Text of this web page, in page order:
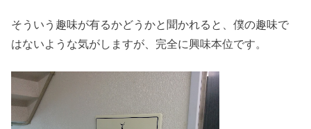
そういう趣味が有るかどうかと聞かれると、僕の趣味で
はないような気がしますが、完全に興味本位です。